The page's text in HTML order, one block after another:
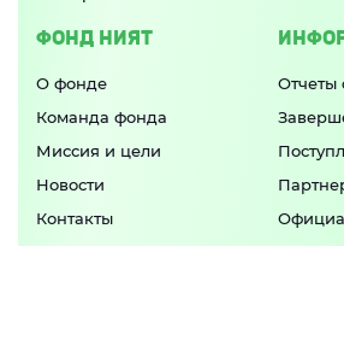
ФОНД НИЯТ
О фонде
Команда фонда
Миссия и цели
Новости
Контакты
Отчеты